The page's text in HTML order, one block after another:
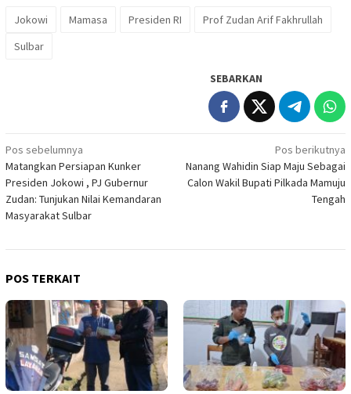
Jokowi Mamasa Presiden RI
Prof Zudan Arif Fakhrullah
Sulbar
SEBARKAN
Navigasi
pos
Pos sebelumnya
Matangkan Persiapan Kunker
Presiden Jokowi , PJ Gubernur
Zudan: Tunjukan Nilai Kemandaran
Masyarakat Sulbar
Pos berikutnya
Nanang Wahidin Siap Maju Sebagai
Calon Wakil Bupati Pilkada Mamuju
Tengah
POS TERKAIT